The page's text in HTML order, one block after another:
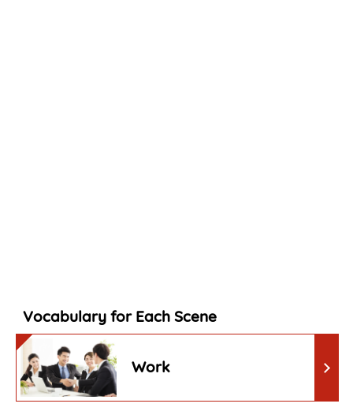
Vocabulary for Each Scene
Work